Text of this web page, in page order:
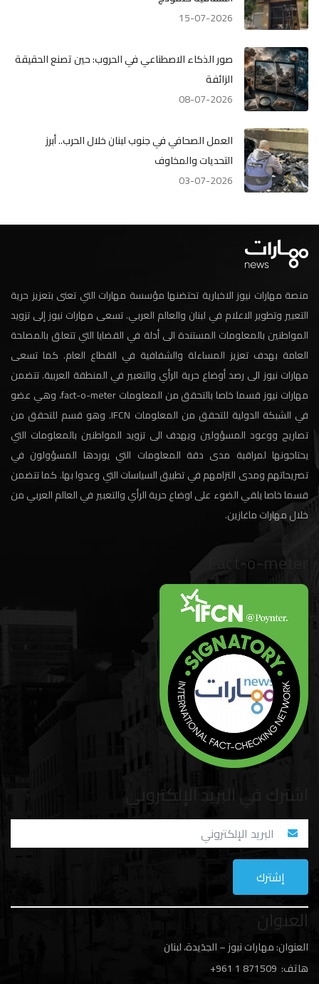
15-07-2026
صور الذكاء الاصطناعي في الحروب: حين تصنع الحقيقة
الزائفة
08-07-2026
العمل الصحافي في جنوب لبنان خلال الحرب.. أبرز
التحديات والمخاوف
03-07-2026
منصة مهارات نيوز الاخبارية تحتضنها مؤسسة مهارات التي تعنى بتعزيز حرية
التعبير وتطوير الاعلام في لبنان والعالم العربي. تسعى مهارات نيوز إلى تزويد
المواطنين بالمعلومات المستندة الى أدلة في القضايا التي تتعلق بالمصلحة
العامة بهدف تعزيز المساءلة والشفافية في القطاع العام. كما تسعى
مهارات نيوز الى رصد أوضاع حرية الرأي والتعبير في المنطقة العربية. تتضمن
مهارات نيوز قسما خاصا بالتحقق من المعلومات fact-o-meter، وهي عضو
في الشبكة الدولية للتحقق من المعلومات IFCN. وهو قسم للتحقق من
تصاريح ووعود المسؤولين ويهدف الى تزويد المواطنين بالمعلومات التي
يحتاجونها لمراقبة مدى دقة المعلومات التي يوردها المسؤولون في
تصريحاتهم ومدى التزامهم في تطبيق السياسات التي وعدوا بها. كما تتضمن
قسما خاصا يلقي الضوء على اوضاع حرية الرأي والتعبير في العالم العربي من
خلال مهارات ماغازين.
Fact-o-meter
اشترك في البريد الإلكتروني
العنوان
العنوان: مهارات نيوز – الجدَيدة، لبنان
هاتف: 1 871509 961+